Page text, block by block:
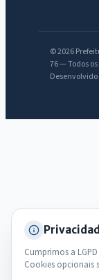
© 2026
76 — Todos
Cumprimos a
Cookies opcionais